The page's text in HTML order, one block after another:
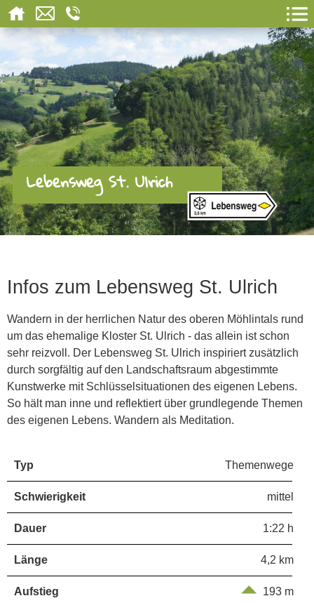
Lebensweg St. Ulrich
Infos zum Lebensweg St. Ulrich
Wandern in der herrlichen Natur des oberen Möhlintals rund
um das ehemalige Kloster St. Ulrich - das allein ist schon
sehr reizvoll. Der Lebensweg St. Ulrich inspiriert zusätzlich
durch sorgfältig auf den Landschaftsraum abgestimmte
Kunstwerke mit Schlüsselsituationen des eigenen Lebens.
So hält man inne und reflektiert über grundlegende Themen
des eigenen Lebens. Wandern als Meditation.
Typ Themenwege
Schwierigkeit mittel
Dauer 1:22 h
Länge 4,2 km
Aufstieg 193 m